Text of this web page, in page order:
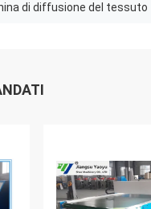
di diffusione del tessuto